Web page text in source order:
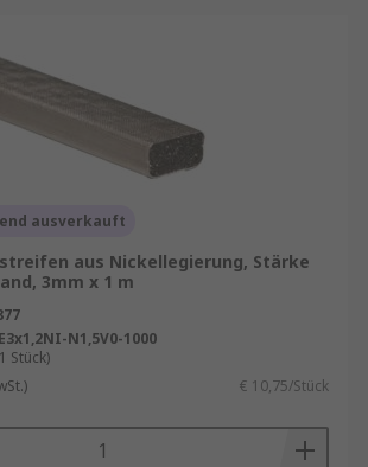
ausverkauft
aus Nickellegierung, Stärke
3mm x 1 m
N1,5V0-1000
Stück)
€ 10,75/Stück